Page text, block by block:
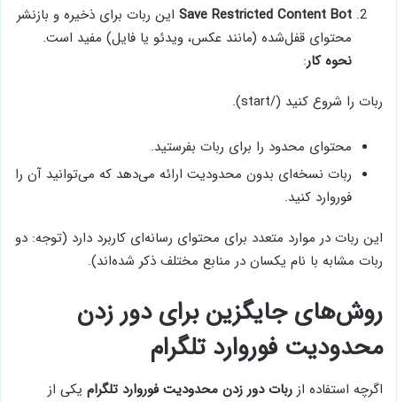
Save Restricted Content Bot این ربات برای ذخیره و بازنشر
محتوای قفل‌شده (مانند عکس، ویدئو یا فایل) مفید است.
نحوه کار:
ربات را شروع کنید (/start).
محتوای محدود را برای ربات بفرستید.
ربات نسخه‌ای بدون محدودیت ارائه می‌دهد که می‌توانید آن را
فوروارد کنید.
این ربات در موارد متعدد برای محتوای رسانه‌ای کاربرد دارد (توجه: دو
ربات مشابه با نام یکسان در منابع مختلف ذکر شده‌اند).
روش‌های جایگزین برای دور زدن
محدودیت فوروارد تلگرام
اگرچه استفاده از ربات دور زدن محدودیت فوروارد تلگرام یکی از